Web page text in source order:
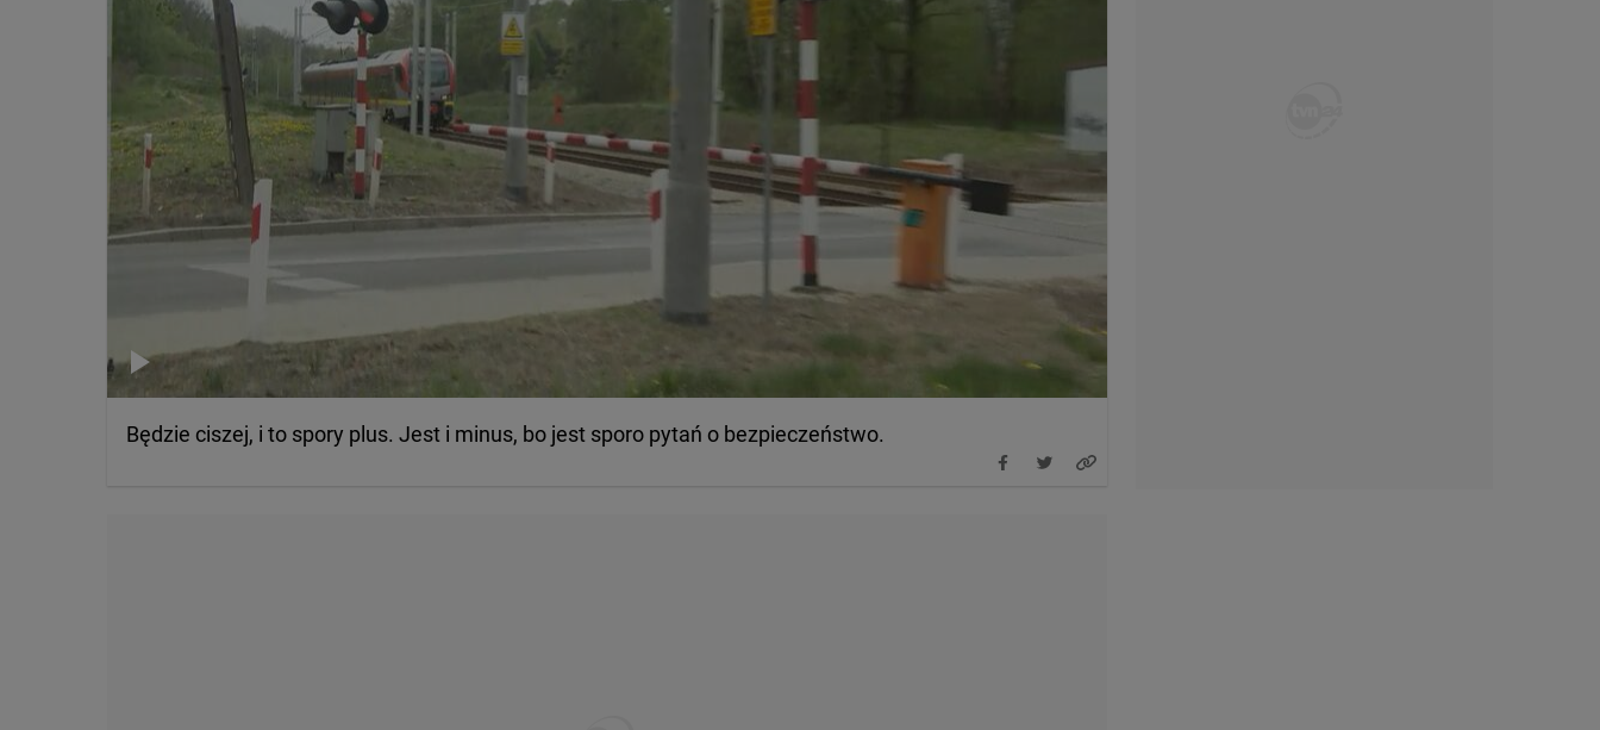
Będzie ciszej, i to spory plus. Jest i minus, bo jest sporo pytań o bezpieczeństwo.